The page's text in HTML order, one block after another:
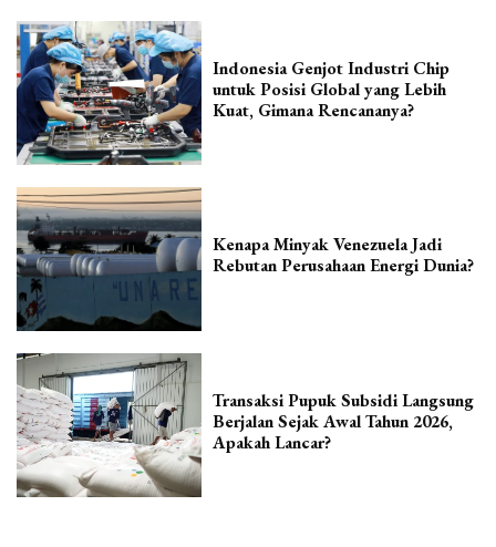
Indonesia Genjot Industri Chip
untuk Posisi Global yang Lebih
Kuat, Gimana Rencananya?
Kenapa Minyak Venezuela Jadi
Rebutan Perusahaan Energi Dunia?
Transaksi Pupuk Subsidi Langsung
Berjalan Sejak Awal Tahun 2026,
Apakah Lancar?